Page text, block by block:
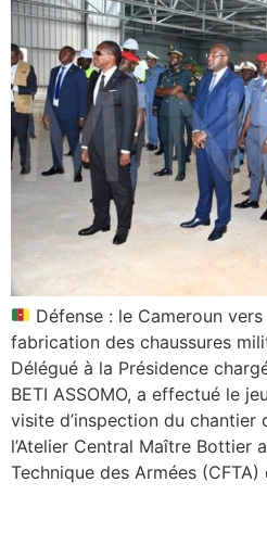
Défense : le Cameroun vers
fabrication des chaussures
Délégué à la Présidence
BETI ASSOMO, a effectué le
visite d’inspection du chantier
l’Atelier Central Maître Bottier
Technique des Armées (CFTA)